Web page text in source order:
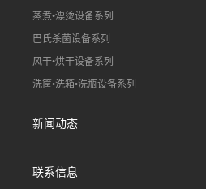
蒸煮•漂烫设备系列
巴氏杀菌设备系列
风干•烘干设备系列
洗筐•洗箱•洗瓶设备系列
新闻动态
联系信息